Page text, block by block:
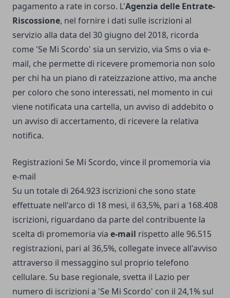
pagamento a rate in corso. L'Agenzia delle Entrate-
Riscossione, nel fornire i dati sulle iscrizioni al
servizio alla data del 30 giugno del 2018, ricorda
come 'Se Mi Scordo' sia un servizio, via Sms o via e-
mail, che permette di ricevere promemoria non solo
per chi ha un piano di rateizzazione attivo, ma anche
per coloro che sono interessati, nel momento in cui
viene notificata una cartella, un avviso di addebito o
un avviso di accertamento, di ricevere la relativa
notifica.
Registrazioni Se Mi Scordo, vince il promemoria via
e-mail
Su un totale di 264.923 iscrizioni che sono state
effettuate nell'arco di 18 mesi, il 63,5%, pari a 168.408
iscrizioni, riguardano da parte del contribuente la
scelta di promemoria via e-mail rispetto alle 96.515
registrazioni, pari al 36,5%, collegate invece all'avviso
attraverso il messaggino sul proprio telefono
cellulare. Su base regionale, svetta il Lazio per
numero di iscrizioni a 'Se Mi Scordo' con il 24,1% sul